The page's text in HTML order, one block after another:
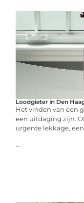
Loodgieter in Den
Het vinden van een
een uitdaging zijn.
urgente lekkage,
...